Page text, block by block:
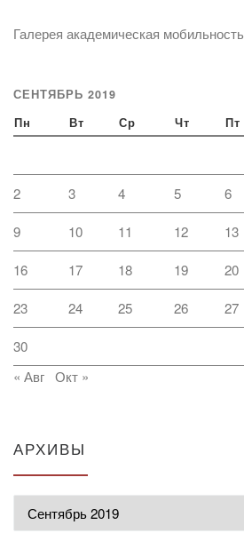
Галерея академическая мобильность
СЕНТЯБРЬ 2019
Пн Вт Ср Чт Пт
2 3 4 5 6
9 10 11 12 13
16 17 18 19 20
23 24 25 26 27
30
« Авг Окт »
АРХИВЫ